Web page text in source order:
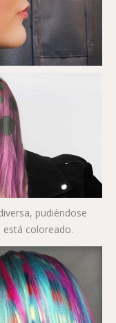
pudiéndose
está coloreado.